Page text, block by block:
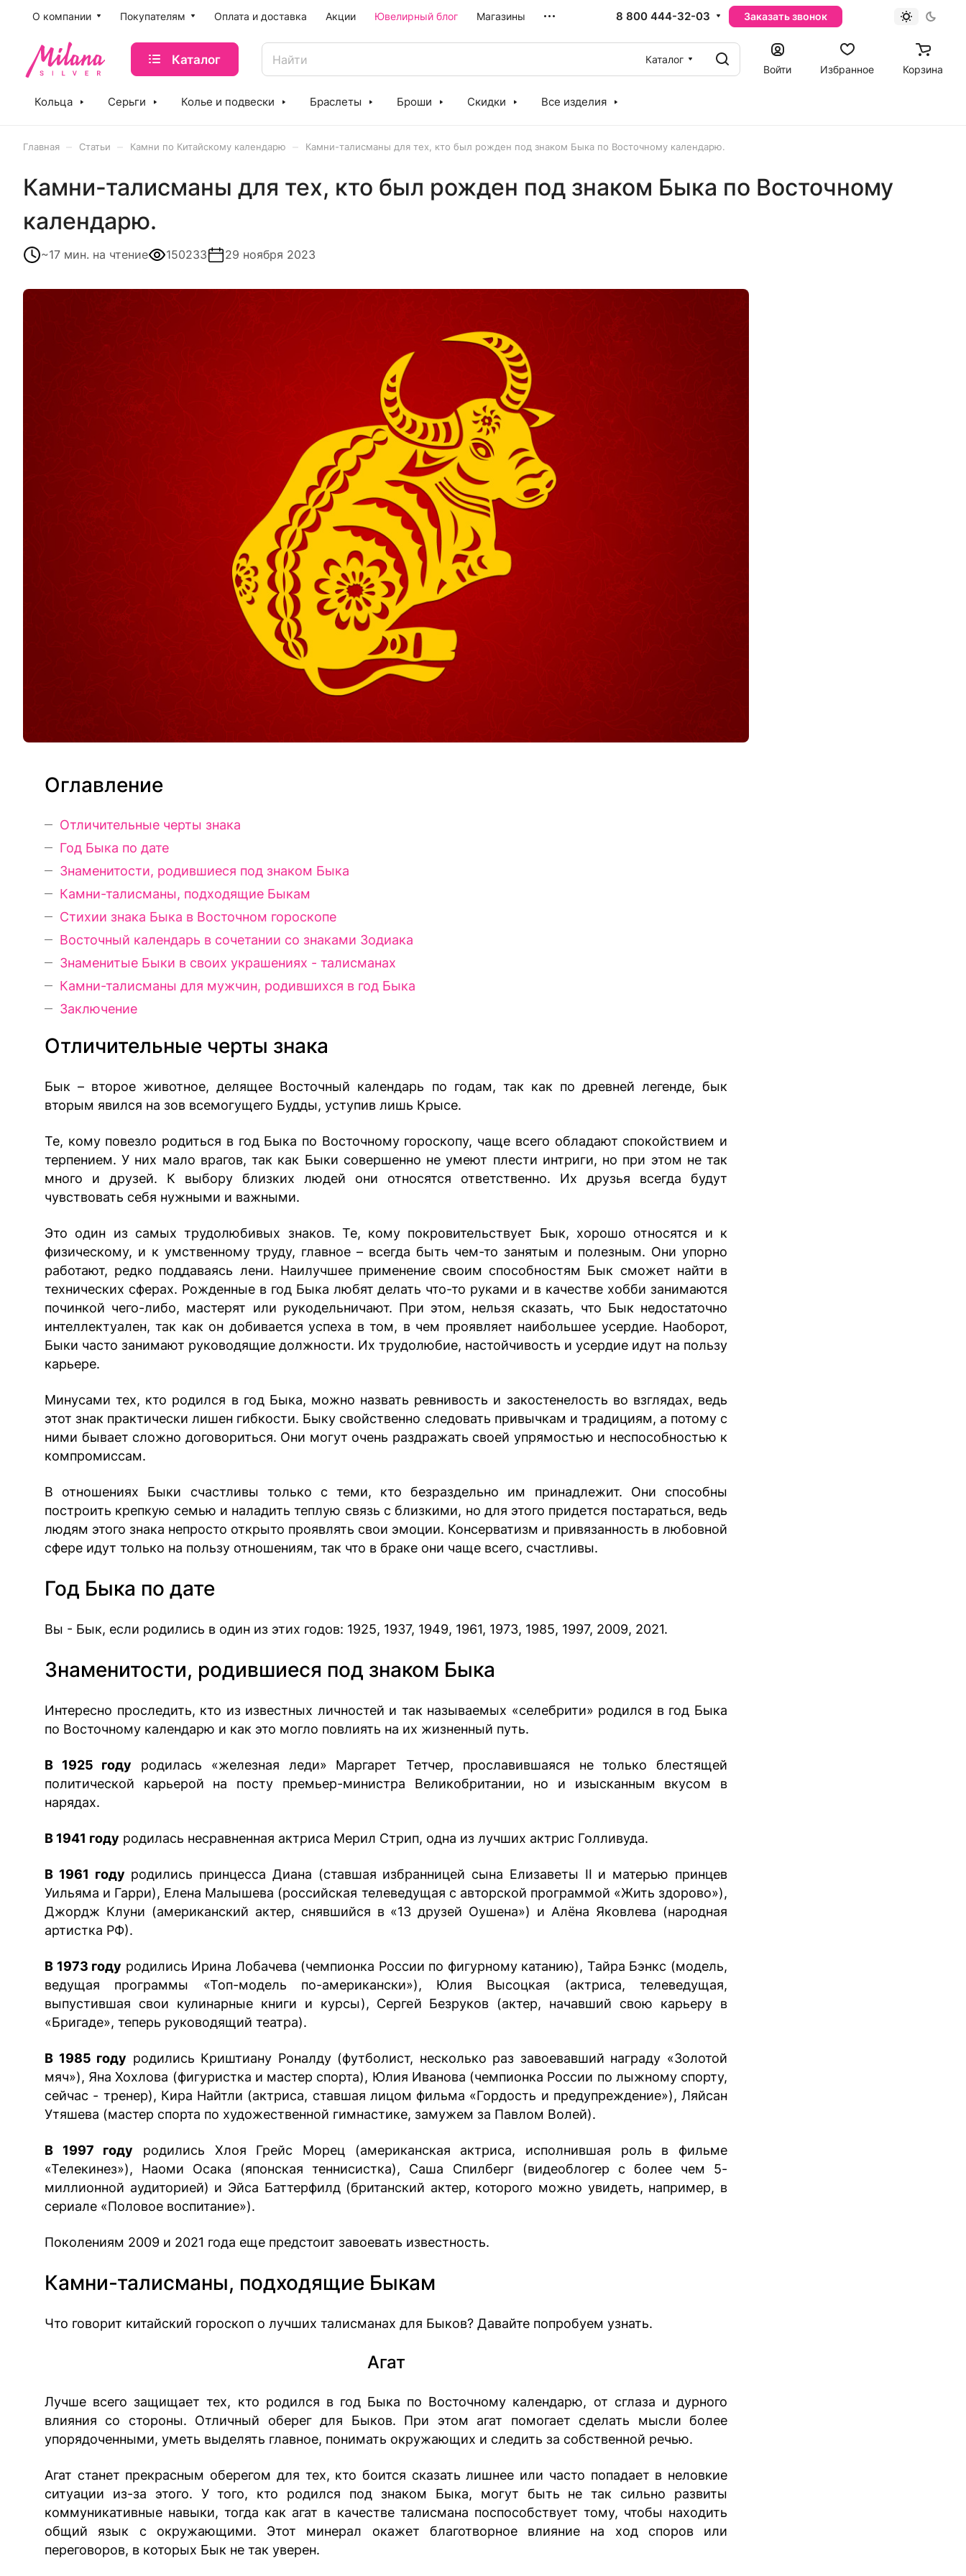
O компании Покупателям Оплата и доставка Акции Ювелирный блог Магазины 8 800 444-32-03 Заказать звонок
Каталог
Каталог
Войти
Избранное Корзина
Кольца Серьги Колье и подвески Браслеты Броши Скидки Все изделия
Главная Статьи Камни по Китайскому календарю Камни-талисманы для тех, кто был рожден под знаком Быка по Восточному календарю.
Камни-талисманы для тех, кто был рожден под знаком Быка по Восточному
календарю.
~17 мин. на чтение 150233 29 ноября 2023
Оглавление
Отличительные черты знака
Год Быка по дате
Знаменитости, родившиеся под знаком Быка
Камни-талисманы, подходящие Быкам
Стихии знака Быка в Восточном гороскопе
Восточный календарь в сочетании со знаками Зодиака
Знаменитые Быки в своих украшениях - талисманах
Камни-талисманы для мужчин, родившихся в год Быка
Заключение
Отличительные черты знака
Бык – второе животное, делящее Восточный календарь по годам, так как по древней легенде, бык
вторым явился на зов всемогущего Будды, уступив лишь Крысе.
Те, кому повезло родиться в год Быка по Восточному гороскопу, чаще всего обладают спокойствием и
терпением. У них мало врагов, так как Быки совершенно не умеют плести интриги, но при этом не так
много и друзей. К выбору близких людей они относятся ответственно. Их друзья всегда будут
чувствовать себя нужными и важными.
Это один из самых трудолюбивых знаков. Те, кому покровительствует Бык, хорошо относятся и к
физическому, и к умственному труду, главное – всегда быть чем-то занятым и полезным. Они упорно
работают, редко поддаваясь лени. Наилучшее применение своим способностям Бык сможет найти в
технических сферах. Рожденные в год Быка любят делать что-то руками и в качестве хобби занимаются
починкой чего-либо, мастерят или рукодельничают. При этом, нельзя сказать, что Бык недостаточно
интеллектуален, так как он добивается успеха в том, в чем проявляет наибольшее усердие. Наоборот,
Быки часто занимают руководящие должности. Их трудолюбие, настойчивость и усердие идут на пользу
карьере.
Минусами тех, кто родился в год Быка, можно назвать ревнивость и закостенелость во взглядах, ведь
этот знак практически лишен гибкости. Быку свойственно следовать привычкам и традициям, а потому с
ними бывает сложно договориться. Они могут очень раздражать своей упрямостью и неспособностью к
компромиссам.
В отношениях Быки счастливы только с теми, кто безраздельно им принадлежит. Они способны
построить крепкую семью и наладить теплую связь с близкими, но для этого придется постараться, ведь
людям этого знака непросто открыто проявлять свои эмоции. Консерватизм и привязанность в любовной
сфере идут только на пользу отношениям, так что в браке они чаще всего, счастливы.
Год Быка по дате
Вы - Бык, если родились в один из этих годов: 1925, 1937, 1949, 1961, 1973, 1985, 1997, 2009, 2021.
Знаменитости, родившиеся под знаком Быка
Интересно проследить, кто из известных личностей и так называемых «селебрити» родился в год Быка
по Восточному календарю и как это могло повлиять на их жизненный путь.
В 1925 году родилась «железная леди» Маргарет Тетчер, прославившаяся не только блестящей
политической карьерой на посту премьер-министра Великобритании, но и изысканным вкусом в
нарядах.
В 1941 году родилась несравненная актриса Мерил Стрип, одна из лучших актрис Голливуда.
В 1961 году родились принцесса Диана (ставшая избранницей сына Елизаветы II и матерью принцев
Уильяма и Гарри), Елена Малышева (российская телеведущая с авторской программой «Жить здорово»),
Джордж Клуни (американский актер, снявшийся в «13 друзей Оушена») и Алёна Яковлева (народная
артистка РФ).
В 1973 году родились Ирина Лобачева (чемпионка России по фигурному катанию), Тайра Бэнкс (модель,
ведущая программы «Топ-модель по-американски»), Юлия Высоцкая (актриса, телеведущая,
выпустившая свои кулинарные книги и курсы), Сергей Безруков (актер, начавший свою карьеру в
«Бригаде», теперь руководящий театра).
В 1985 году родились Криштиану Роналду (футболист, несколько раз завоевавший награду «Золотой
мяч»), Яна Хохлова (фигуристка и мастер спорта), Юлия Иванова (чемпионка России по лыжному спорту,
сейчас - тренер), Кира Найтли (актриса, ставшая лицом фильма «Гордость и предупреждение»), Ляйсан
Утяшева (мастер спорта по художественной гимнастике, замужем за Павлом Волей).
В 1997 году родились Хлоя Грейс Морец (американская актриса, исполнившая роль в фильме
«Телекинез»), Наоми Осака (японская теннисистка), Саша Спилберг (видеоблогер с более чем 5-
миллионной аудиторией) и Эйса Баттерфилд (британский актер, которого можно увидеть, например, в
сериале «Половое воспитание»).
Поколениям 2009 и 2021 года еще предстоит завоевать известность.
Камни-талисманы, подходящие Быкам
Что говорит китайский гороскоп о лучших талисманах для Быков? Давайте попробуем узнать.
Агат
Лучше всего защищает тех, кто родился в год Быка по Восточному календарю, от сглаза и дурного
влияния со стороны. Отличный оберег для Быков. При этом агат помогает сделать мысли более
упорядоченными, уметь выделять главное, понимать окружающих и следить за собственной речью.
Агат станет прекрасным оберегом для тех, кто боится сказать лишнее или часто попадает в неловкие
ситуации из-за этого. У того, кто родился под знаком Быка, могут быть не так сильно развиты
коммуникативные навыки, тогда как агат в качестве талисмана поспособствует тому, чтобы находить
общий язык с окружающими. Этот минерал окажет благотворное влияние на ход споров или
переговоров, в которых Бык не так уверен.